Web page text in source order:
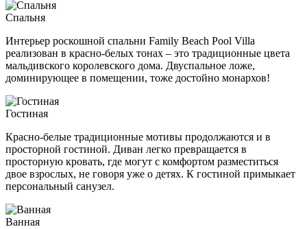
Спальня
Интерьер роскошной спальни Family Beach Pool Villa
реализован в красно-белых тонах – это традиционные цвета
мальдивского королевского дома. Двуспальное ложе,
доминирующее в помещении, тоже достойно монархов!
Гостиная
Красно-белые традиционные мотивы продолжаются и в
просторной гостиной. Диван легко превращается в
просторную кровать, где могут с комфортом разместиться
двое взрослых, не говоря уже о детях. К гостиной примыкает
персональный санузел.
Ванная